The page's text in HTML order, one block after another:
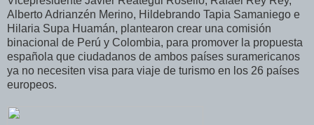
Alberto Adrianzén Merino, Hildebrando Tapia Samaniego e
Hilaria Supa Huamán, plantearon crear una comisión
binacional de Perú y Colombia, para promover la propuesta
española que ciudadanos de ambos países suramericanos
ya no necesiten visa para viaje de turismo en los 26 países
europeos.